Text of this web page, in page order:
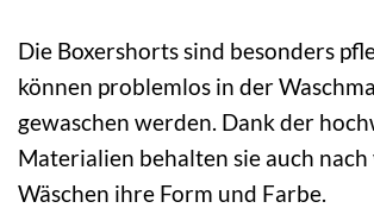
Die Boxershorts sind besonders
können problemlos in der
gewaschen werden. Dank der
Materialien behalten sie auch nach
Wäschen ihre Form und Farbe.